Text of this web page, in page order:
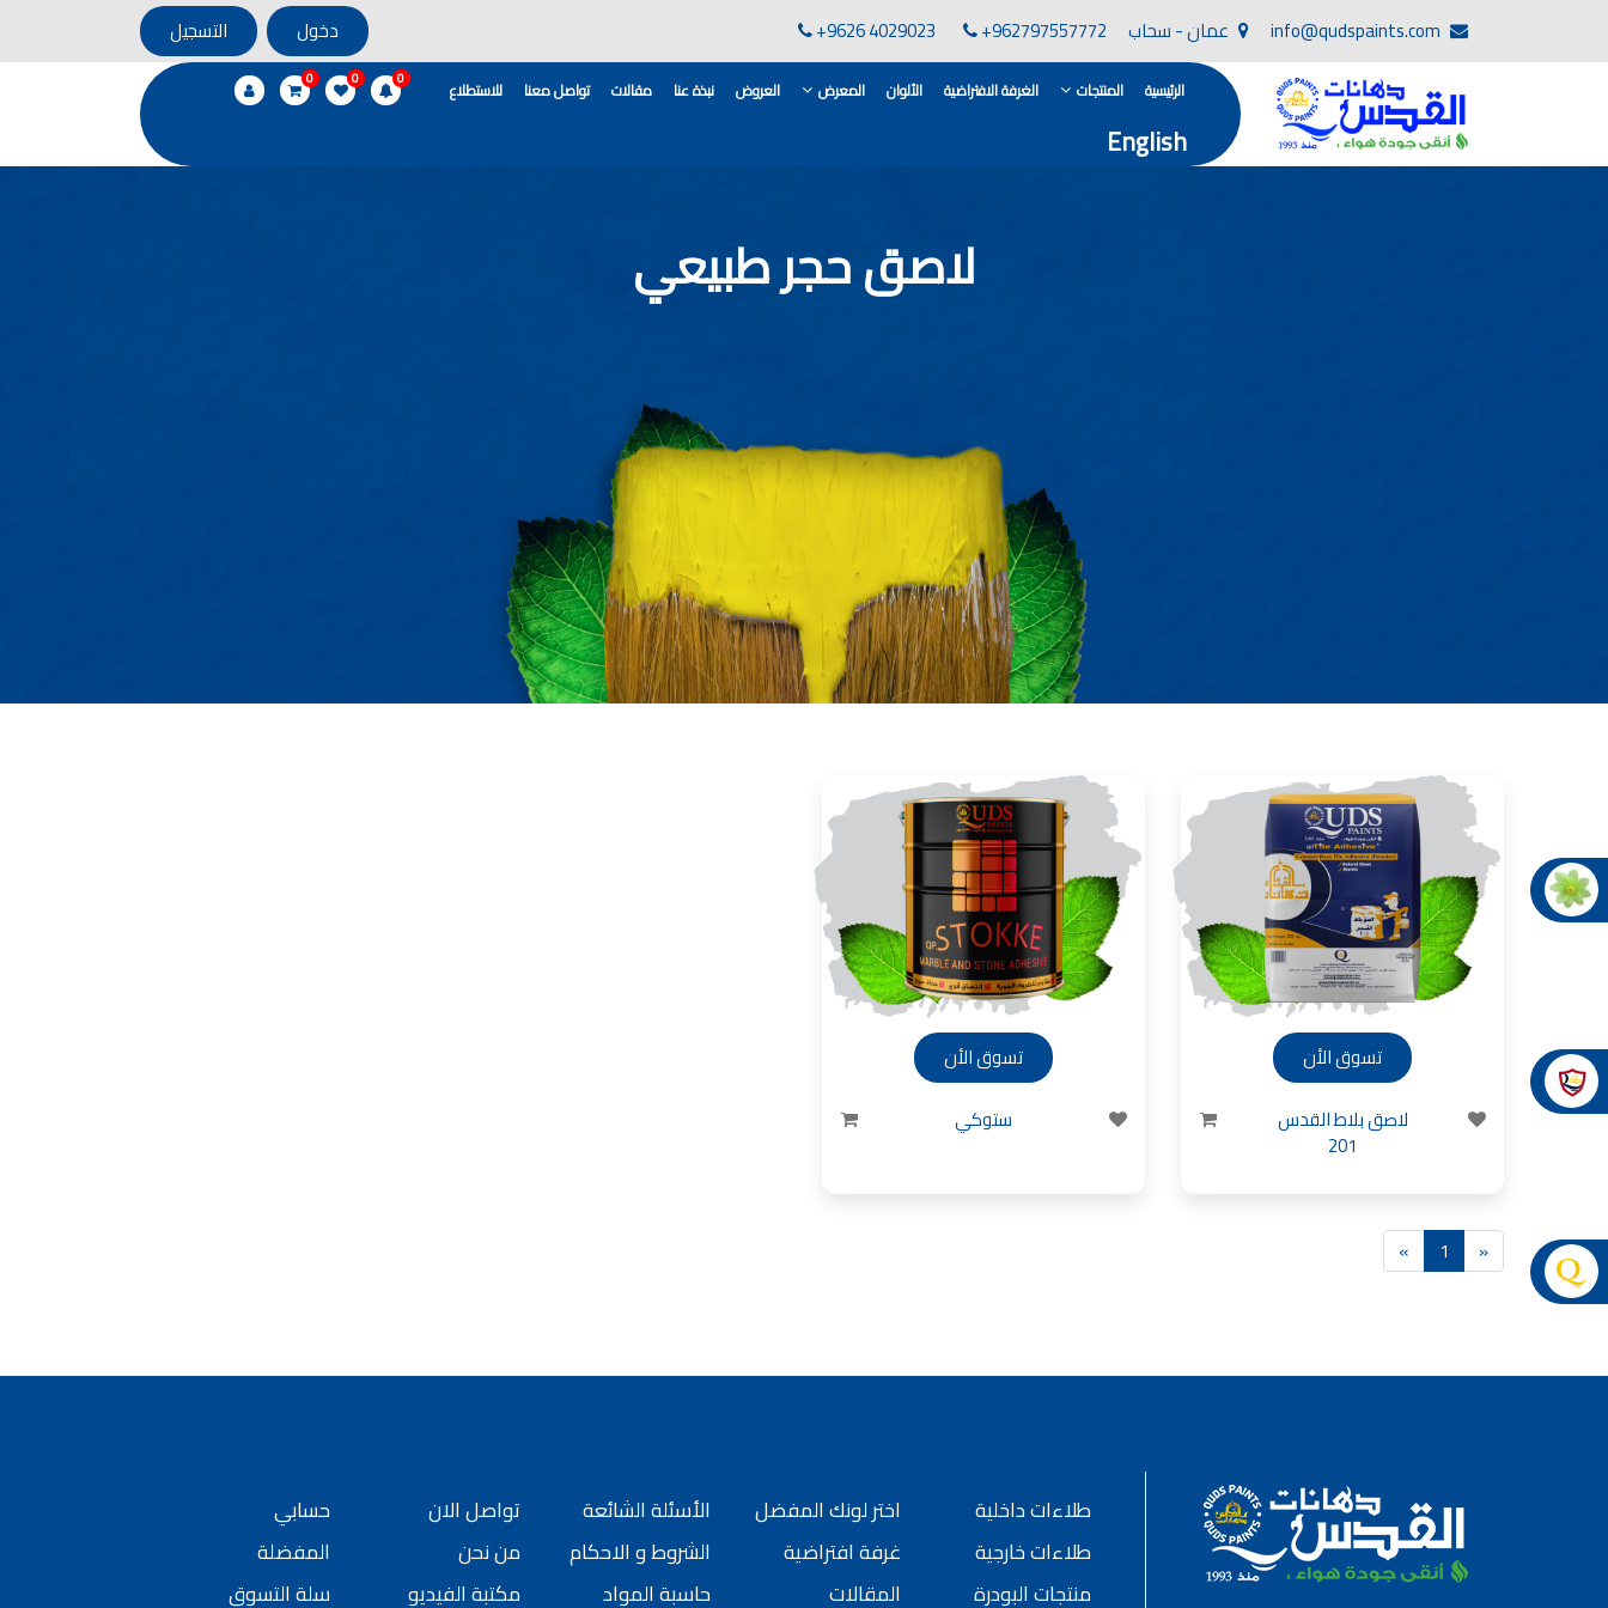
عمان - سحاب +962797557772
+9626 4029023 دخول التسجيل
الرئيسية المنتجات الغرفة الافتراضية الألوان المعرض العروض نبذة عنا مقالات تواصل معنا للاستطلاع 0
0
0
English
كتالوج الوان دهانات, الوان دهانات فاتحة,
صناعة دهانات القدس شركات دهانات في الاردن
معلم دهانات, سعر سطل الدهان في الأردن, تكلفة دهان غرفة,
دهانات للبيع, افضل نواع الدهان في الاردن, سعر الدهان في الاردن, دهانات الاردن,
شركة القدس لصناعة الدهانات أفضل انواع الدهانات
معجونة معجون الجدران الداخلية
تأسست شركة القدس لصناعة الدهانات في عام 1994.
صناعة دهانات القدس
دهان ضد العفن, بخاخ مزيل العفن, دهان بلاستيك مقاوم للرطوبة,
ورق جدران ضد العفن, دهان ضد الرطوبة, علاج العفن في المنزل, معجون ضد الرطوبة
صناعة دهانات القدس
تشطيبات, شركة تشيبات, تشيبات المباني,
تشطيبات حوائط,التشطيبات المعمارية, التشطيبات الداخلية
صناعة دهانات القدس تشطيبات ديكورية
صناعة دهانات القدس
ورق جدران, ورق جدرن في الاردن, ورق جدران فوم, ورق جدران لاصق,
صناعة دهانات القدس شركات ديكورية
صناعة دهانات القدس
دهان املشن, انواع الدهانات الديكورية, انواع الدهانات و اسعارها, الفرق بين انواع الدهانات,
شقق للبيع, شقق للبيع في عمان, شقق للبيع في اربد,
شقق للبيع في عمان بسعر 30 الف, شقق للبيع في عمان بالاقساط, شقق للبيع دفعة
و اقساط من المالك, شقق للبيع رخيصة, شقق للبيع في عمان - عبدون, شقق للبيع بسبب السفر
لاصق حجر طبيعي
تسوق الأن
لاصق بلاط القدس
201
تسوق الأن
ستوكي
«
1
»
طلاءات داخلية
طلاءات خارجية
منتجات البودرة
اختر لونك المفضل
غرفة افتراضية
المقالات
الأسئلة الشائعة
الشروط و الاحكام
حاسبة المواد
تواصل الان
من نحن
مكتبة الفيديو
حسابي
المفضلة
سلة التسوق